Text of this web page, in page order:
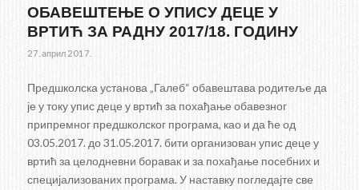
ОБАВЕШТЕЊЕ О УПИСУ ДЕЦЕ У
ВРТИЋ ЗА РАДНУ 2017/18. ГОДИНУ
27. април 2017.
Предшколска установа „Галеб“ обавештава родитеље да
је у току упис деце у вртић за похађање обавезног
припремног предшколског програма, као и да ће од
03.05.2017. до 31.05.2017. бити организован упис деце у
вртић за целодневни боравак и за похађање посебних и
специјализованих програма. У наставку погледајте све